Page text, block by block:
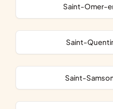
Saint-Omer-
Saint-
Saint-